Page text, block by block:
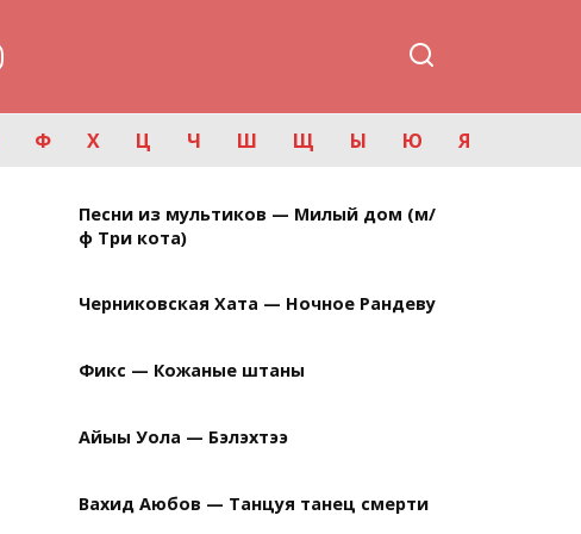
Ф Х Ц Ч Ш Щ Ы Ю Я
Песни из мультиков — Милый дом (м/
ф Три кота)
Черниковская Хата — Ночное Рандеву
Фикс — Кожаные штаны
Айыы Уола — Бэлэхтээ
Вахид Аюбов — Танцуя танец смерти